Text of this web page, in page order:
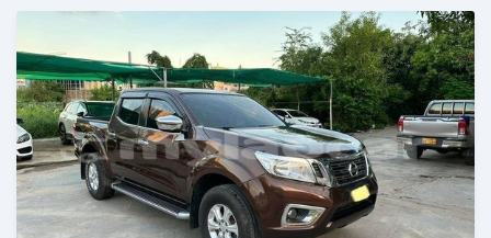
Publié il y a environ 3 ans